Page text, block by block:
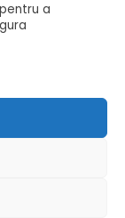
a
dezactiva
sunt rezervate |